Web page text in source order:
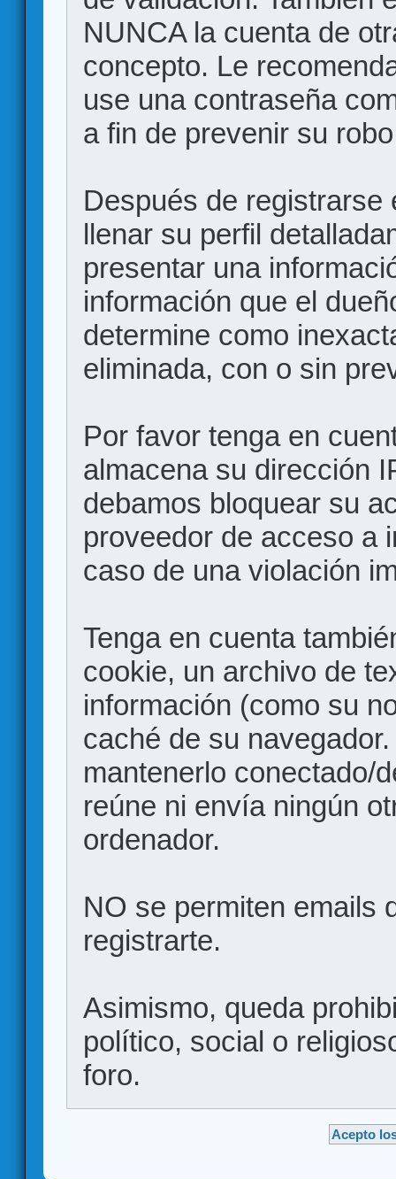
NUNCA la cuenta de
concepto. Le
use una contraseña
a fin de prevenir su
Después de registrarse
llenar su perfil
presentar una
información que el
determine como
eliminada, con o sin
Por favor tenga en
almacena su dirección
debamos bloquear su
proveedor de acceso a
caso de una violación
Tenga en cuenta
cookie, un archivo de
información (como su
caché de su
mantenerlo conectado/
reúne ni envía ningún
ordenador.
NO se permiten emails
registrarte.
Asimismo, queda
político, social o
foro.